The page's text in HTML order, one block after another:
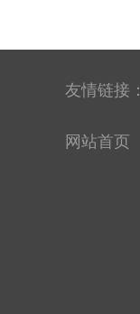
友情链接：
网站首页